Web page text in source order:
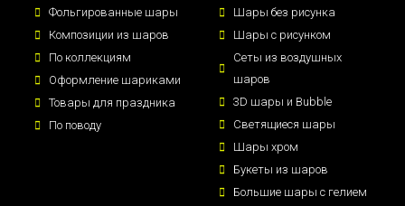
Фольгированные шары
Композиции из шаров
По коллекциям
Оформление шариками
Товары для праздника
По поводу
Шары без рисунка
Шары с рисунком
Сеты из воздушных
шаров
3D шары и Bubble
Светящиеся шары
Шары хром
Букеты из шаров
Большие шары с гелием